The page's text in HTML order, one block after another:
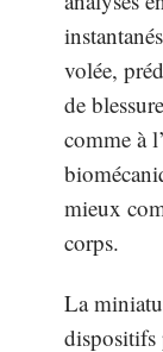
volée,
de
comme à l’
mieux
corps.
La